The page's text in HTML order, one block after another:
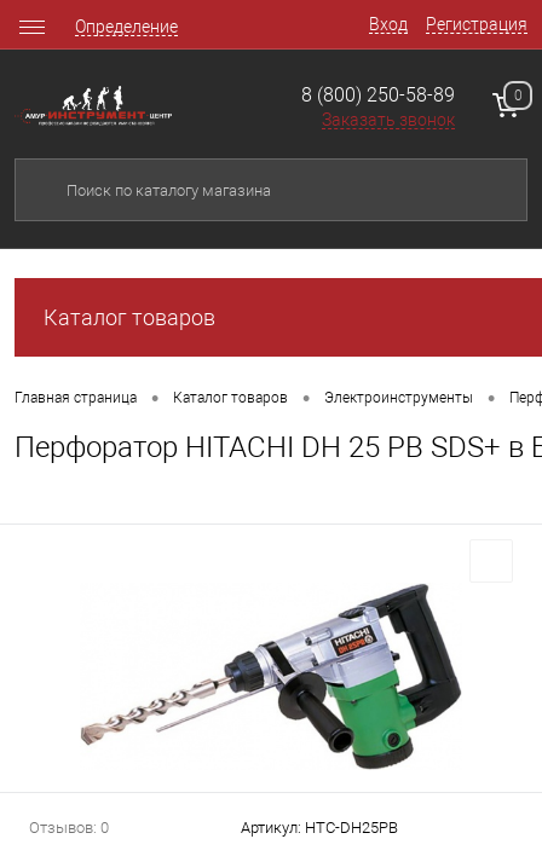
Вход Регистрация
Определение
8 (800) 250-58-89
Заказать звонок
0
Каталог товаров
Главная страница • Каталог товаров • Электроинструменты •
Перфоратор HITACHI DH 25 PB SDS+ в
Отзывов: 0 Артикул: HTC-DH25PB